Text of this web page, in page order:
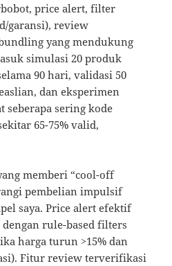
price alert, filter
garansi), review
yang mendukung
simulasi 20 produk
90 hari, validasi 50
dan eksperimen
sering kode
65-75% valid,
memberi “cool-off
pembelian impulsif
saya. Price alert efektif
rule-based filters
harga turun >15% dan
Fitur review terverifikasi